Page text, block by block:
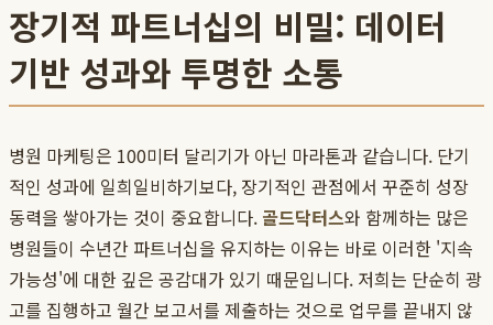
장기적 파트너십의 비밀: 데이터
기반 성과와 투명한 소통
병원 마케팅은 100미터 달리기가 아닌 마라톤과 같습니다. 단기
적인 성과에 일희일비하기보다, 장기적인 관점에서 꾸준히 성장
동력을 쌓아가는 것이 중요합니다. 골드닥터스와 함께하는 많은
병원들이 수년간 파트너십을 유지하는 이유는 바로 이러한 '지속
가능성'에 대한 깊은 공감대가 있기 때문입니다. 저희는 단순히 광
고를 집행하고 월간 보고서를 제출하는 것으로 업무를 끝내지 않